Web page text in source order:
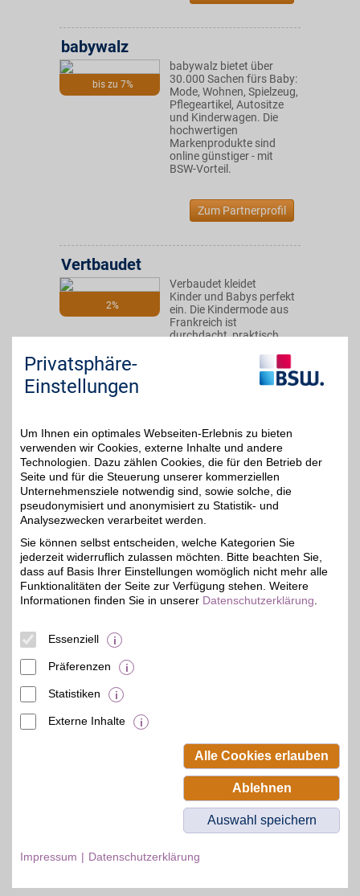
bis zu 7%
babywalz
babywalz bietet über
30.000 Sachen fürs Baby:
Mode, Wohnen, Spielzeug,
Pflegeartikel, Autositze
und Kinderwagen. Die
hochwertigen
Markenprodukte sind
online günstiger - mit
BSW-Vorteil.
Zum Partnerprofil
2%
Vertbaudet
Verbaudet kleidet
Kinder und Babys perfekt
ein. Die Kindermode aus
Frankreich ist
durchdacht, praktisch
BSW-Mitglieder sparen
kinderleicht mit Rabatten.
Zum Partnerprofil
4%
BAUR Versand
Mode, Schuhe und Möbel
bequem per Rechnung
oder Raten im Onlineshop
kaufen. BSW-Mitglieder
shoppen mit BSW-Vorteil.
Zum Partnerprofil
4%
BAUR Gutschein
Beamten-Selbsthilfewerk GmbH.
Privatsphäre-
Einstellungen
Um Ihnen ein optimales Webseiten-Erlebnis zu bieten
verwenden wir Cookies, externe Inhalte und andere
Technologien. Dazu zählen Cookies, die für den Betrieb der
Seite und für die Steuerung unserer kommerziellen
Unternehmensziele notwendig sind, sowie solche, die
pseudonymisiert und anonymisiert zu Statistik- und
Analysezwecken verarbeitet werden.
Sie können selbst entscheiden, welche Kategorien Sie
jederzeit widerruflich zulassen möchten. Bitte beachten Sie,
dass auf Basis Ihrer Einstellungen womöglich nicht mehr alle
Funktionalitäten der Seite zur Verfügung stehen. Weitere
Informationen finden Sie in unserer Datenschutzerklärung
Essenziell
Präferenzen
Statistiken
Externe Inhalte
Alle Cookies erlauben
Ablehnen
Auswahl speichern
Impressum Datenschutzerklärung